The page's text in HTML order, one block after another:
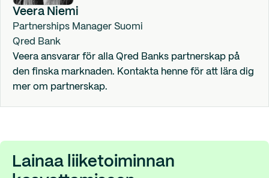
Veera Niemi
Partnerships Manager Suomi
Qred Bank
Veera ansvarar för alla Qred Banks partnerskap på
den finska marknaden. Kontakta henne för att lära dig
mer om partnerskap.
Lainaa liiketoiminnan